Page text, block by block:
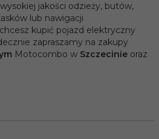
jakości odzieży, butów,
lub nawigacji
kupić pojazd elektryczny
zapraszamy na zakupy
Motocombo w Szczecinie oraz